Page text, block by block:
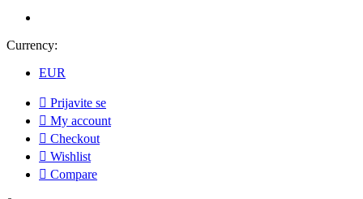
Currency:
EUR
 Prijavite se
 My account
 Checkout
 Wishlist
 Compare